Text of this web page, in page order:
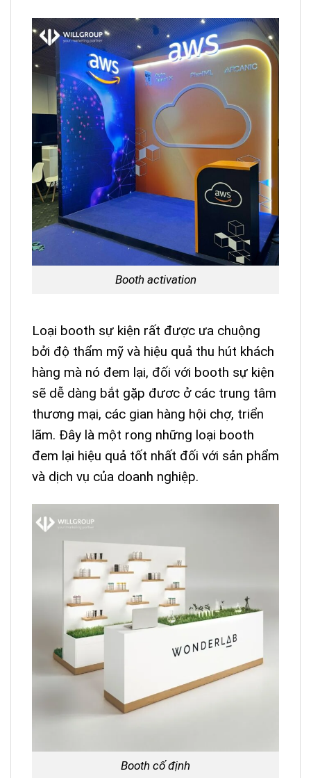
Booth activation
Loại booth sự kiện rất được ưa chuộng
bởi độ thẩm mỹ và hiệu quả thu hút khách
hàng mà nó đem lại, đối với booth sự kiện
sẽ dễ dàng bắt gặp đươc ở các trung tâm
thương mại, các gian hàng hội chợ, triển
lãm. Đây là một rong những loại booth
đem lại hiệu quả tốt nhất đối với sản phẩm
và dịch vụ của doanh nghiệp.
Booth cố định